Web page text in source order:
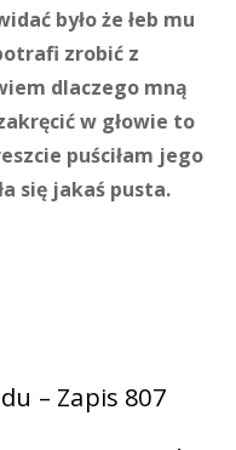
było że łeb mu
zrobić z
dlaczego mną
w głowie to
puściłam jego
się jakaś pusta.
– Zapis 807